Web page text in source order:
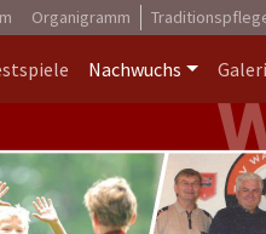
Organigramm
Nachwuchs